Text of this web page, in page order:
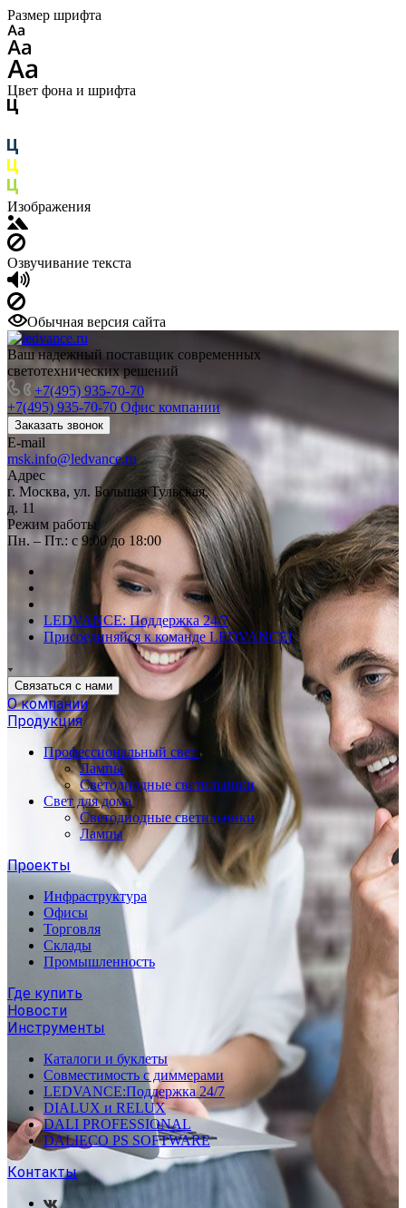
Размер шрифта
Цвет фона и шрифта
Изображения
Озвучивание текста
Обычная версия сайта
Ваш надежный поставщик современных
светотехнических решений
+7(495) 935-70-70
+7(495) 935-70-70 Офис компании
Заказать звонок
E-mail
msk.info@ledvance.ru
Адрес
г. Москва, ул. Большая Тульская,
д. 11
Режим работы
Пн. – Пт.: с 9:00 до 18:00
LEDVANCE: Поддержка 24/7
Присоединяйся к команде LEDVANCE!
Связаться с нами
О компании
Продукция
Профессиональный свет
Лампы
Светодиодные светильники
Свет для дома
Светодиодные светильники
Лампы
Проекты
Инфраструктура
Офисы
Торговля
Склады
Промышленность
Где купить
Новости
Инструменты
Каталоги и буклеты
Совместимость с диммерами
LEDVANCE:Поддержка 24/7
DIALUX и RELUX
DALI PROFESSIONAL
DALIECO PS SOFTWARE
Контакты